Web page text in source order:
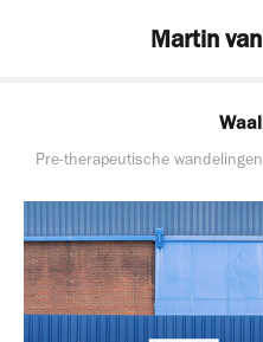
Martin
Pre-therapeutische